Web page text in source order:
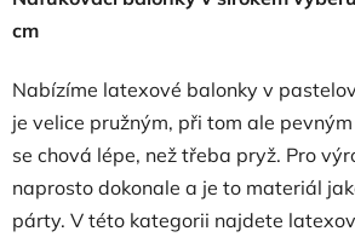
cm
Nabízíme latexové balonky v
je velice pružným, při tom ale
se chová lépe, než třeba pryž. Pro
naprosto dokonale a je to materiál
párty. V této kategorii najdete